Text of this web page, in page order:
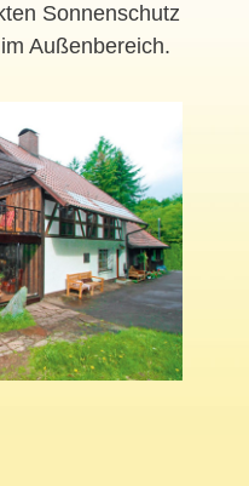
Sonnenschutz
Außenbereich.